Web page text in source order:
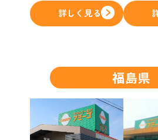
詳しく見る
福島県